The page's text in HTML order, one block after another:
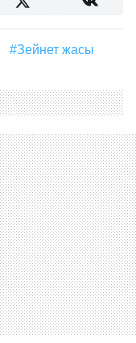
#зейнет жасы